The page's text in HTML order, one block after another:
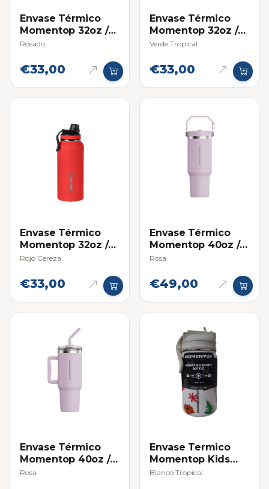
Envase Térmico
Momentop 32oz /
946 ml
Rosado
€33,00
Envase Térmico
Momentop 32oz /
946 ml
Verde Tropical
€33,00
Envase Térmico
Momentop 32oz /
946 ml
Rojo Cereza
€33,00
Envase Térmico
Momentop 40oz /
1.18 L con Asa de
Rosa
€49,00
Envase Térmico
Momentop 40oz /
1.18 L con Asa de
Rosa
Envase Termico
Momentop Kids
12oz / 355ml
Blanco Tropical